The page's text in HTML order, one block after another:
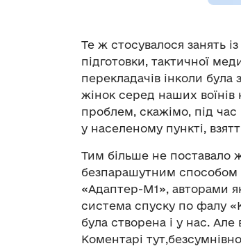
Те ж стосувалося занять
підготовки, тактичної
перекладачів інколи
жінок серед наших воїнів
проблем, скажімо, під час
у населеному пункті,
Тим більше не поставало
безпарашутним способом
«Адаптер-М1», авторами
система спуску по фалу
була створена і у нас.
Коментарі